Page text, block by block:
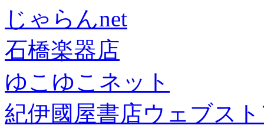
じゃらんnet
石橋楽器店
ゆこゆこネット
紀伊國屋書店ウェブス